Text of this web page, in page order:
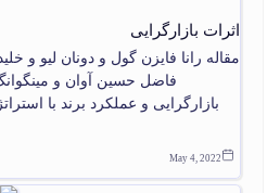
اثرات بازارگرایی
مقاله رانا فایزن گول و دونان لیو و
فاضل حسین آوان و مینگوانگ
بازارگرایی و عملکرد برند با
May 4, 2022